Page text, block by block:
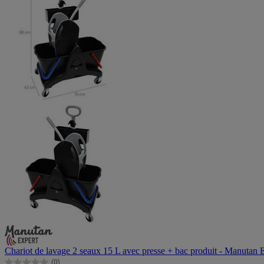
Chariot de lavage 2 seaux 15 L avec presse + bac produit - Manutan
(0)